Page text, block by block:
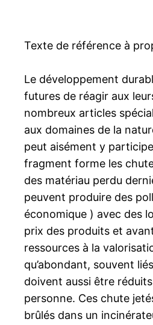
Texte de référence à
Le développement
futures de réagir aux
nombreux articles
aux domaines de la
peut aisément y
fragment forme les
des matériau perdu
peuvent produire des
économique ) avec des
prix des produits et
ressources à la
qu’abondant, souvent
doivent aussi être
personne. Ces chute
brûlés dans un